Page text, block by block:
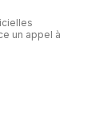
un appel à